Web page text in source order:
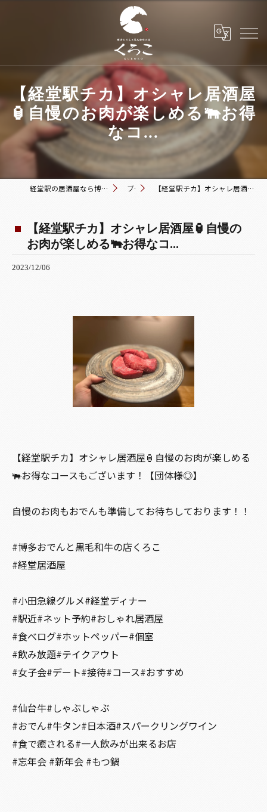
【経堂駅チカ】オシャレ居酒屋
🏮自慢のお肉が楽しめる🐃お得
なコ...
経堂駅の居酒屋なら博多おでんと黒毛和牛の店 くろこ ブログ 【経堂駅チカ】オシャレ居酒屋🏮自慢のお肉が楽しめる🐃お得なコ...
【経堂駅チカ】オシャレ居酒屋🏮自慢の
お肉が楽しめる🐃お得なコ...
2023/12/06
【経堂駅チカ】オシャレ居酒屋🏮自慢のお肉が楽しめる
🐃お得なコースもございます！【団体様◎】
自慢のお肉もおでんも準備してお待ちしております！！
#博多おでんと黒毛和牛の店くろこ
#経堂居酒屋
#小田急線グルメ#経堂ディナー
#駅近#ネット予約#おしゃれ居酒屋
#食べログ#ホットペッパー#個室
#飲み放題#テイクアウト
#女子会#デート#接待#コース#おすすめ
#仙台牛#しゃぶしゃぶ
#おでん#牛タン#日本酒#スパークリングワイン
#食で癒される#一人飲みが出来るお店
#忘年会 #新年会 #もつ鍋